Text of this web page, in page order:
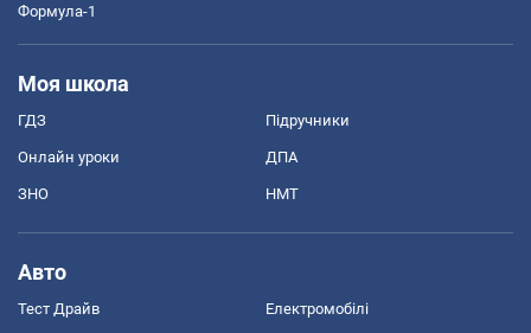
Формула-1
Моя школа
ГДЗ Підручники
Онлайн уроки ДПА
ЗНО НМТ
Авто
Тест Драйв Електромобілі